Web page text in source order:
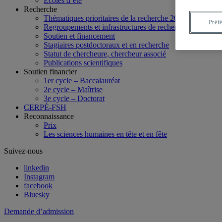
Recherche
Thématiques prioritaires de la recherche 2026-2031
Regroupements et infrastructures de recherche
Soutien et financement
Stagiaires postdoctoraux et en recherche
Statut de chercheure, chercheur associé
Publications scientifiques
Soutien financier
1er cycle – Baccalauréat
2e cycle – Maîtrise
3e cycle – Doctorat
CERPÉ-FSH
Reconnaissance
Prix
Les sciences humaines en tête et en fête
Suivez-nous
linkedin
Instagram
facebook
Bluesky
Demande d’admission